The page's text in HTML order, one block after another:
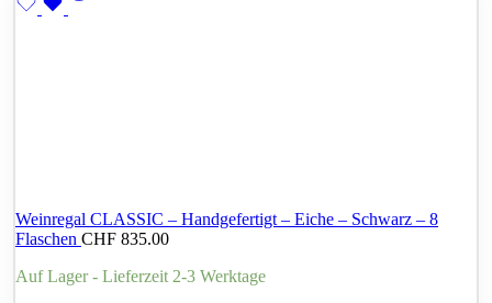
Weinregal CLASSIC – Handgefertigt – Eiche – Schwarz – 8
Flaschen CHF 835.00
Auf Lager - Lieferzeit 2-3 Werktage